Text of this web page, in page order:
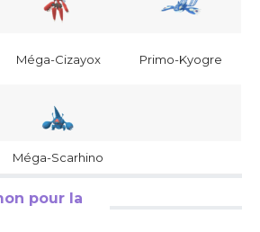
Méga-Cizayox Primo-Kyogre
Méga-Scarhino
pour la